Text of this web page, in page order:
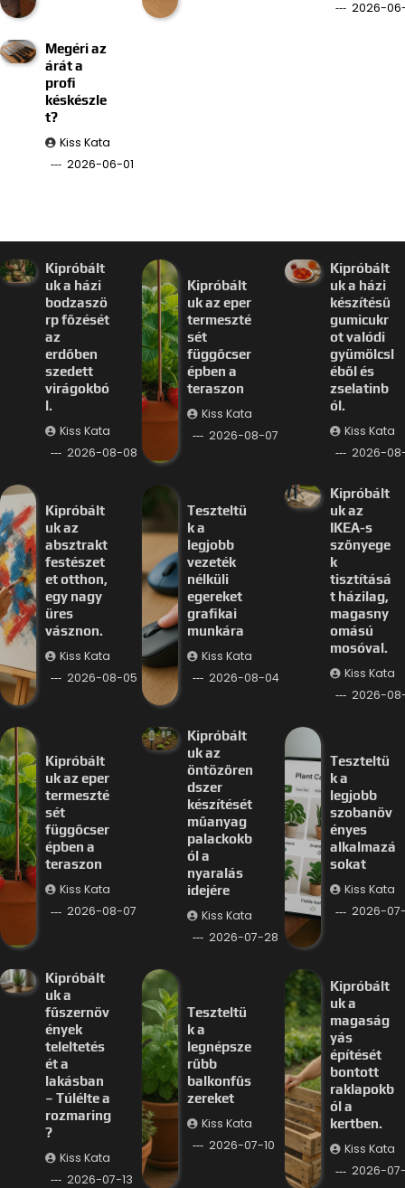
2026-
Megéri az
árát a
profi
késkészle
t?
Kiss Kata
2026-06-01
Kipróbált
uk a házi
bodzaszö
rp főzését
az
erdőben
szedett
virágokbó
l.
Kiss Kata
2026-08-08
Kipróbált
uk az eper
termeszté
sét
függőcser
épben a
teraszon
Kiss Kata
2026-08-07
Kipróbált
uk a házi
készítésű
gumicukr
ot valódi
gyümölcsl
éből és
zselatinb
ól.
Kiss Kata
2026-
Kipróbált
uk az
absztrakt
festészet
et otthon,
egy nagy
üres
vásznon.
Kiss Kata
2026-08-05
Teszteltü
k a
legjobb
vezeték
nélküli
egereket
grafikai
munkára
Kiss Kata
2026-08-04
Kipróbált
uk az
IKEA-s
szőnyege
k
tisztításá
t házilag,
magasny
omású
mosóval.
Kiss Kata
2026-
Kipróbált
uk az eper
termeszté
sét
függőcser
épben a
teraszon
Kiss Kata
2026-08-07
Kipróbált
uk az
öntözőren
dszer
készítését
műanyag
palackokb
ól a
nyaralás
idejére
Kiss Kata
2026-07-28
Teszteltü
k a
legjobb
szobanöv
ényes
alkalmazá
sokat
Kiss Kata
2026-
Kipróbált
uk a
fűszernöv
ények
teleltetés
ét a
lakásban
– Túlélte a
rozmaring
?
Kiss Kata
2026-07-13
Teszteltü
k a
legnépsze
rűbb
balkonfűs
zereket
Kiss Kata
2026-07-10
Kipróbált
uk a
magaság
yás
építését
bontott
raklapokb
ól a
kertben.
Kiss Kata
2026-